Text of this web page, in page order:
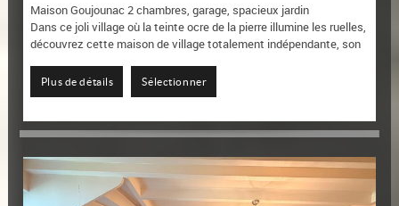
Maison Goujounac 2 chambres, garage, spacieux jardin
Dans ce joli village où la teinte ocre de la pierre illumine les ruelles,
découvrez cette maison de village totalement indépendante, son
Plus de détails Sélectionner